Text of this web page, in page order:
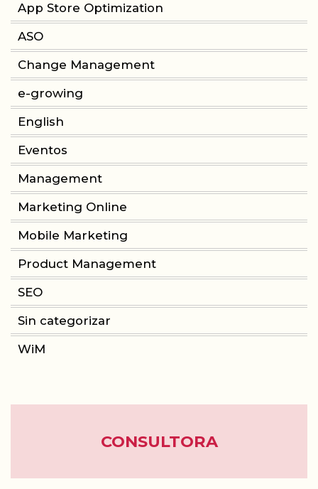
PRODUCT MANAGEMENT
BLOG
App Store Optimization
ASO
Change Management
e-growing
English
Eventos
Management
Marketing Online
Mobile Marketing
Product Management
SEO
Sin categorizar
WiM
CONSULTORA